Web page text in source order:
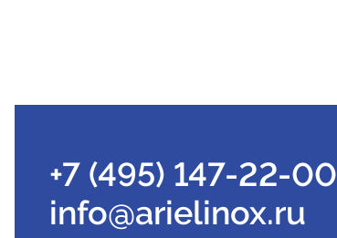
+7 (495) 147-22-00
info@arielinox.ru